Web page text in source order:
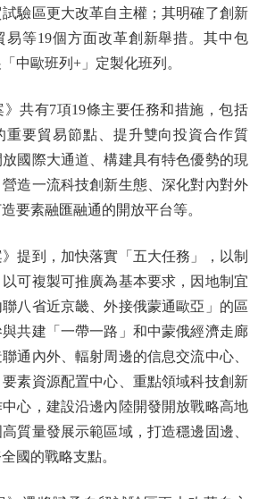
驗區更大改革自主權；其明確了創新
易等19個方面改革創新舉措。其中包
中歐班列+」定製化班列。
有7項19條主要任務和措施，包括
重要貿易節點、提升雙向投資合作質
國際大通道、構建具有特色優勢的現
造一流科技創新生態、深化對內對外
要素融匯融通的開放平台等。
到，加快落實「五大任務」，以制
可複製可推廣為基本要求，因地制宜
八省近京畿、外接俄蒙通歐亞」的區
共建「一帶一路」和中蒙俄經濟走廊
通內外、輻射周邊的信息交流中心、
素資源配置中心、重點領域科技創新
心，建設沿邊內陸開發開放戰略高地
質量發展示範區域，打造穩邊固邊、
國的戰略支點。